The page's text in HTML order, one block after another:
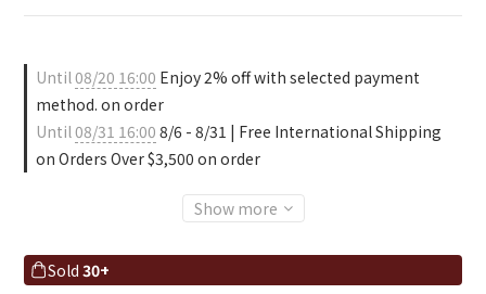
Until08/20 16:00 Enjoy 2% off with selected payment
method. on order
Until08/31 16:00 8/6 - 8/31 | Free International Shipping
on Orders Over $3,500 on order
Show more
Sold 30+